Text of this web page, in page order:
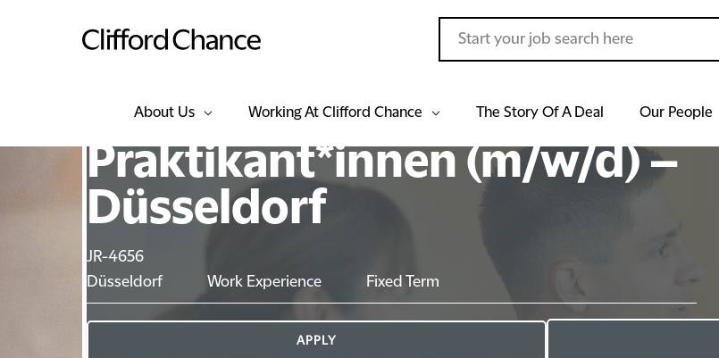
About Us Working At Clifford Chance The Story Of A Deal Our People
Praktikant*innen (m/w/d) –
Düsseldorf
JR-4656
Düsseldorf
Work Experience Fixed Term
APPLY